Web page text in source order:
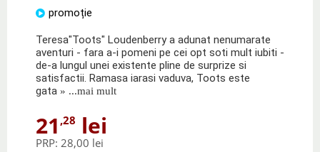
promoție
Teresa"Toots" Loudenberry a adunat nenumarate
aventuri - fara a-i pomeni pe cei opt soti mult iubiti -
de-a lungul unei existente pline de surprize si
satisfactii. Ramasa iarasi vaduva, Toots este
gata » ...mai mult
21 ,28 lei
PRP: 28,00 lei